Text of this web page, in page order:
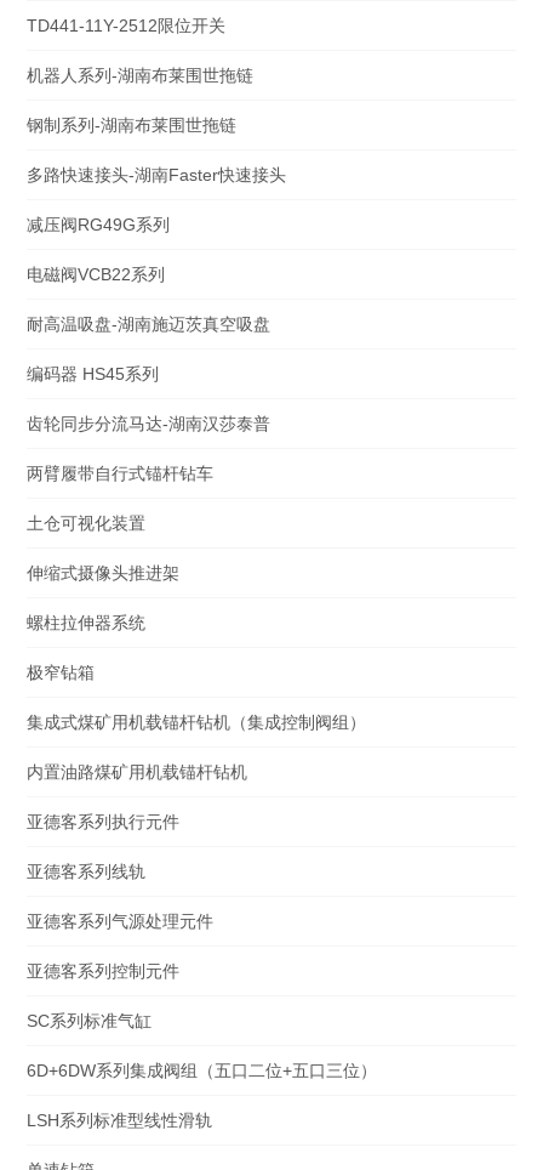
TD441-11Y-2512限位开关
机器人系列-湖南布莱围世拖链
钢制系列-湖南布莱围世拖链
多路快速接头-湖南Faster快速接头
减压阀RG49G系列
电磁阀VCB22系列
耐高温吸盘-湖南施迈茨真空吸盘
编码器 HS45系列
齿轮同步分流马达-湖南汉莎泰普
两臂履带自行式锚杆钻车
土仓可视化装置
伸缩式摄像头推进架
螺柱拉伸器系统
极窄钻箱
集成式煤矿用机载锚杆钻机（集成控制阀组）
内置油路煤矿用机载锚杆钻机
亚德客系列执行元件
亚德客系列线轨
亚德客系列气源处理元件
亚德客系列控制元件
SC系列标准气缸
6D+6DW系列集成阀组（五口二位+五口三位）
LSH系列标准型线性滑轨